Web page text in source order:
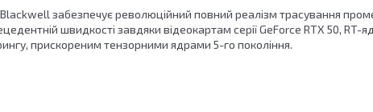
Blackwell забезпечує революційний повний реалізм трасування
швидкості завдяки відеокартам серії GeForce RTX 50,
прискореним тензорними ядрами 5-го покоління.